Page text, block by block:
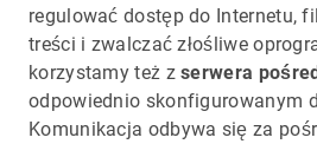
regulować dostęp do Internetu,
treści i zwalczać złośliwe
korzystamy też zserwera
odpowiednio skonfigurowanym
Komunikacja odbywa się za